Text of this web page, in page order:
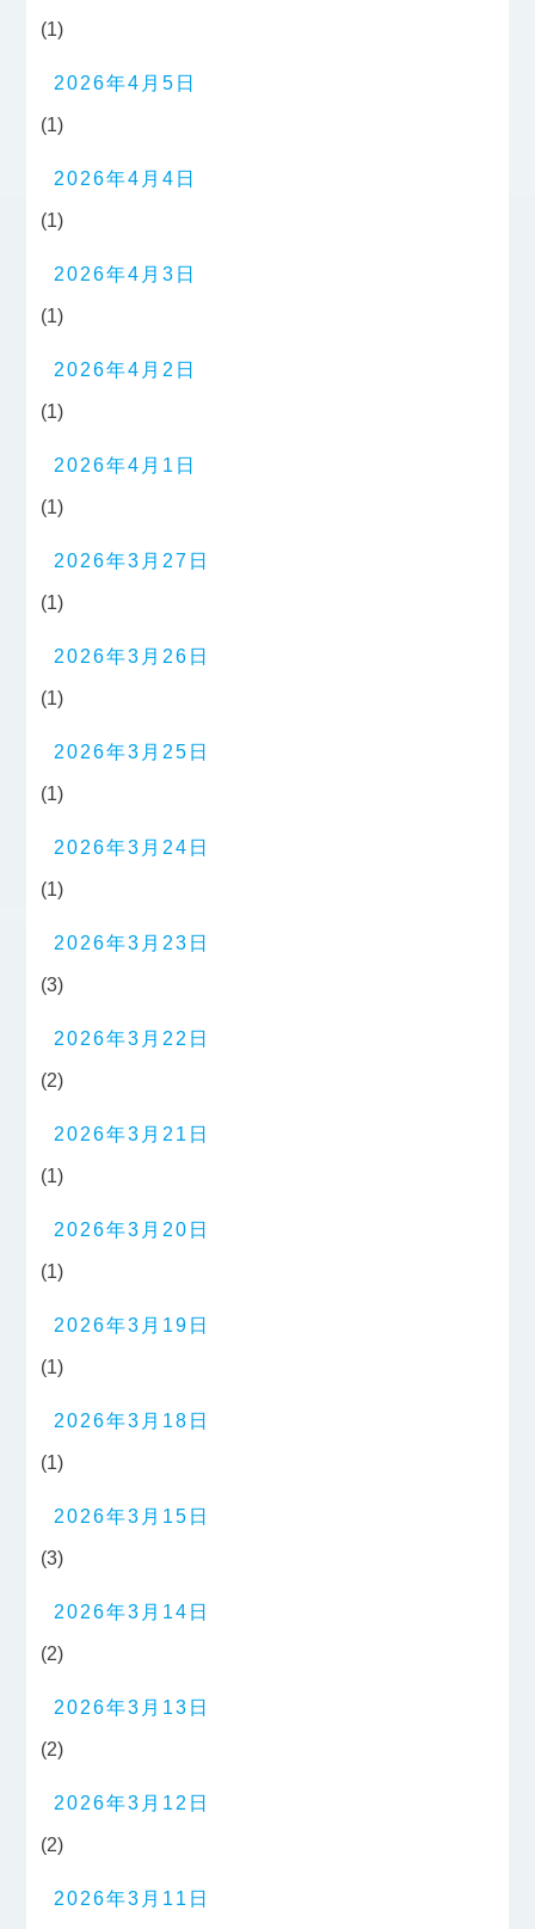
(1)
2026年4月5日
(1)
2026年4月4日
(1)
2026年4月3日
(1)
2026年4月2日
(1)
2026年4月1日
(1)
2026年3月27日
(1)
2026年3月26日
(1)
2026年3月25日
(1)
2026年3月24日
(1)
2026年3月23日
(3)
2026年3月22日
(2)
2026年3月21日
(1)
2026年3月20日
(1)
2026年3月19日
(1)
2026年3月18日
(1)
2026年3月15日
(3)
2026年3月14日
(2)
2026年3月13日
(2)
2026年3月12日
(2)
2026年3月11日